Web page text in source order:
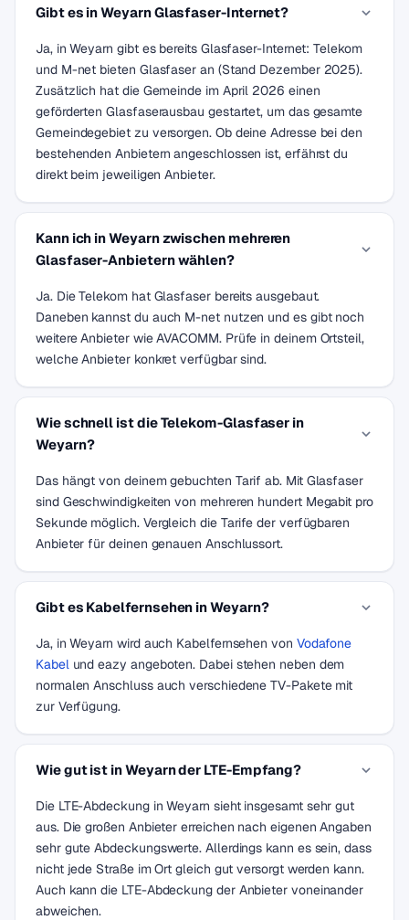
Gibt es in Weyarn Glasfaser-Internet?
Ja, in Weyarn gibt es bereits Glasfaser-Internet: Telekom
und M-net bieten Glasfaser an (Stand Dezember 2025).
Zusätzlich hat die Gemeinde im April 2026 einen
geförderten Glasfaserausbau gestartet, um das gesamte
Gemeindegebiet zu versorgen. Ob deine Adresse bei den
bestehenden Anbietern angeschlossen ist, erfährst du
direkt beim jeweiligen Anbieter.
Kann ich in Weyarn zwischen mehreren
Glasfaser-Anbietern wählen?
Ja. Die Telekom hat Glasfaser bereits ausgebaut.
Daneben kannst du auch M-net nutzen und es gibt noch
weitere Anbieter wie AVACOMM. Prüfe in deinem Ortsteil,
welche Anbieter konkret verfügbar sind.
Wie schnell ist die Telekom-Glasfaser in
Weyarn?
Das hängt von deinem gebuchten Tarif ab. Mit Glasfaser
sind Geschwindigkeiten von mehreren hundert Megabit pro
Sekunde möglich. Vergleich die Tarife der verfügbaren
Anbieter für deinen genauen Anschlussort.
Gibt es Kabelfernsehen in Weyarn?
Ja, in Weyarn wird auch Kabelfernsehen von Vodafone
Kabelund eazy angeboten. Dabei stehen neben dem
normalen Anschluss auch verschiedene TV-Pakete mit
zur Verfügung.
Wie gut ist in Weyarn der LTE-Empfang?
Die LTE-Abdeckung in Weyarn sieht insgesamt sehr gut
aus. Die großen Anbieter erreichen nach eigenen Angaben
sehr gute Abdeckungswerte. Allerdings kann es sein, dass
nicht jede Straße im Ort gleich gut versorgt werden kann.
Auch kann die LTE-Abdeckung der Anbieter voneinander
abweichen.